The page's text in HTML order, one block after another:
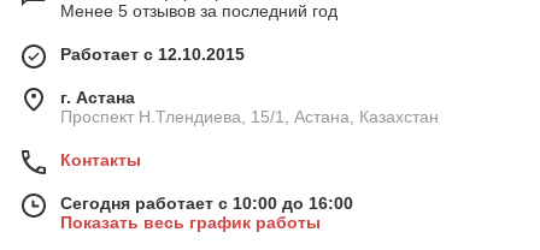
Менее 5 отзывов за последний год
Работает с 12.10.2015
г. Астана
Проспект Н.Тлендиева, 15/1, Астана, Казахстан
Контакты
Сегодня работает с 10:00 до 16:00
Показать весь график работы